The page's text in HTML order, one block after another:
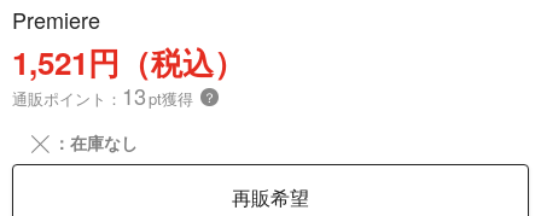
Premiere
1,521円（税込）
通販ポイント： 13pt獲得 ？
╳ ：在庫なし
再販希望